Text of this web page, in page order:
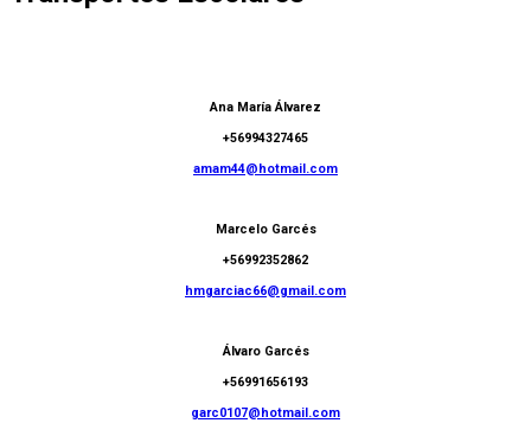
Ana María Álvarez
+56994327465
amam44@hotmail.com
Marcelo Garcés
+56992352862
hmgarciac66@gmail.com
Álvaro Garcés
+56991656193
garc0107@hotmail.com